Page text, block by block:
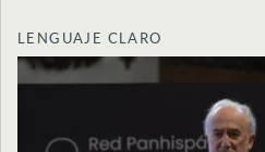
LENGUAJE CLARO